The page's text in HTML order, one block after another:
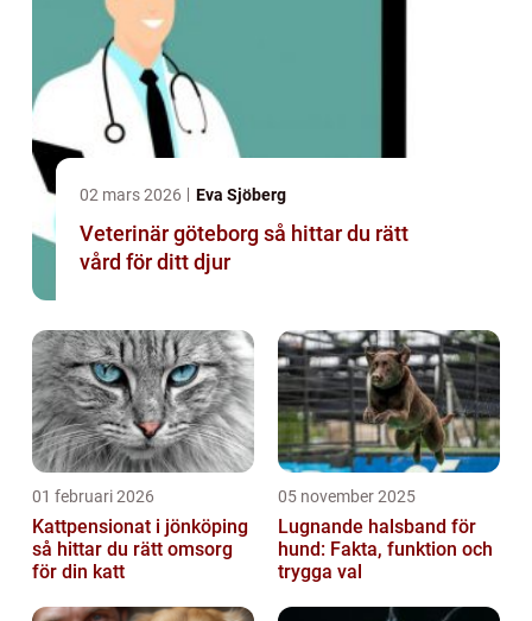
02 mars 2026 Eva Sjöberg
Veterinär göteborg så hittar du rätt
vård för ditt djur
01 februari 2026
Kattpensionat i jönköping
så hittar du rätt omsorg
för din katt
05 november 2025
Lugnande halsband för
hund: Fakta, funktion och
trygga val